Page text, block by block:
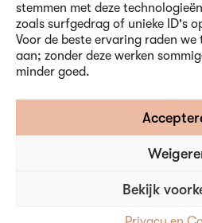
stemmen met deze
zoals surfgedrag of unieke ID's
Voor de beste ervaring raden
aan; zonder deze werken
minder goed.
Bekijk
Algemene informatie
Contact
Voorwaarden
Privacy en Cookies
Volg ons
Inschrijven